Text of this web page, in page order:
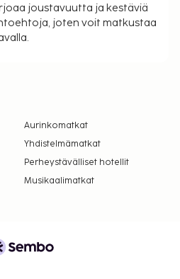
joustavuutta ja kestäviä
joten voit matkustaa
Aurinkomatkat
Yhdistelmämatkat
Perheystävälliset hotellit
Musikaalimatkat